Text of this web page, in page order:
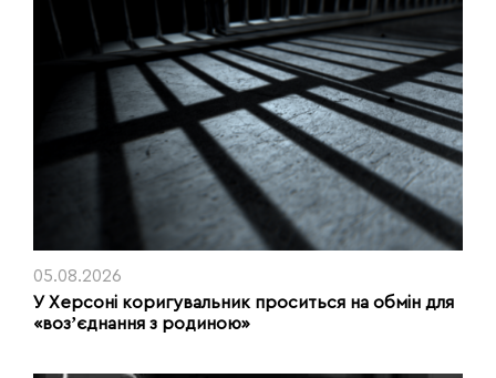
05.08.2026
У Херсоні коригувальник проситься на обмін для
«возʼєднання з родиною»